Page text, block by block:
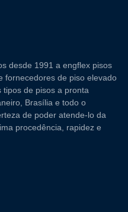
desde 1991 a engflex pisos
fornecedores de piso elevado
de pisos a pronta
Brasília e todo o
de poder atende-lo da
procedência, rapidez e